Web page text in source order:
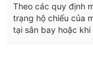
Theo các quy định
trạng hộ chiếu của
tại sân bay hoặc